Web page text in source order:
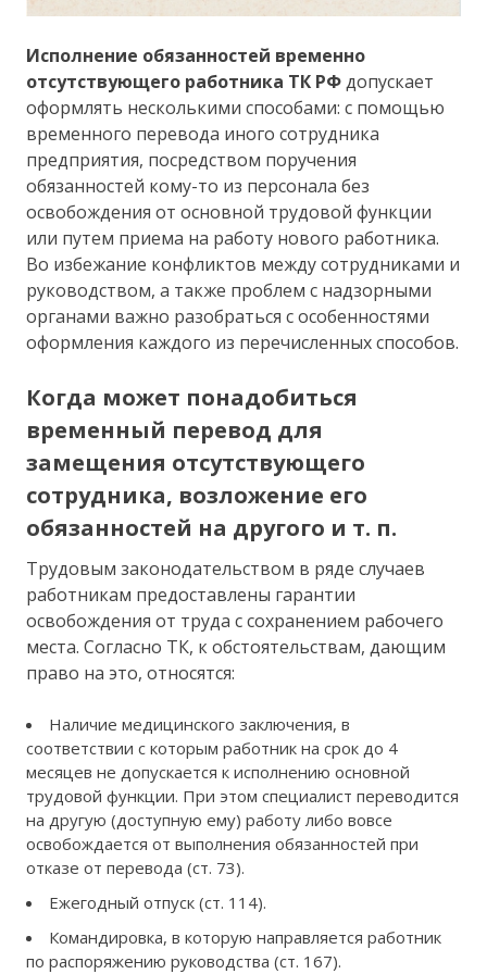
Исполнение обязанностей временно
отсутствующего работника ТК РФдопускает
оформлять несколькими способами: с помощью
временного перевода иного сотрудника
предприятия, посредством поручения
обязанностей кому-то из персонала без
освобождения от основной трудовой функции
или путем приема на работу нового работника.
Во избежание конфликтов между сотрудниками и
руководством, а также проблем с надзорными
органами важно разобраться с особенностями
оформления каждого из перечисленных способов.
Когда может понадобиться
временный перевод для
замещения отсутствующего
сотрудника, возложение его
обязанностей на другого и т. п.
Трудовым законодательством в ряде случаев
работникам предоставлены гарантии
освобождения от труда с сохранением рабочего
места. Согласно ТК, к обстоятельствам, дающим
право на это, относятся:
Наличие медицинского заключения, в
соответствии с которым работник на срок до 4
месяцев не допускается к исполнению основной
трудовой функции. При этом специалист переводится
на другую (доступную ему) работу либо вовсе
освобождается от выполнения обязанностей при
отказе от перевода (ст. 73).
Ежегодный отпуск (ст. 114).
Командировка, в которую направляется работник
по распоряжению руководства (ст. 167).